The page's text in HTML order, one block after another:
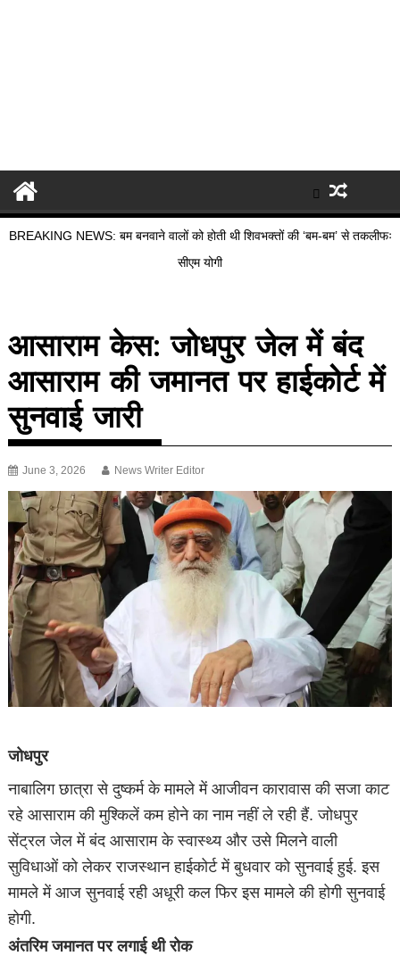
BREAKING NEWS: बम बनवाने वालों को होती थी शिवभक्तों की ‘बम-बम’ से तकलीफः
सीएम योगी
आसाराम केस: जोधपुर जेल में बंद
आसाराम की जमानत पर हाईकोर्ट में
सुनवाई जारी
June 3, 2026 News Writer Editor
जोधपुर
नाबालिग छात्रा से दुष्कर्म के मामले में आजीवन कारावास की सजा काट
रहे आसाराम की मुश्किलें कम होने का नाम नहीं ले रही हैं. जोधपुर
सेंट्रल जेल में बंद आसाराम के स्वास्थ्य और उसे मिलने वाली
सुविधाओं को लेकर राजस्थान हाईकोर्ट में बुधवार को सुनवाई हुई. इस
मामले में आज सुनवाई रही अधूरी कल फिर इस मामले की होगी सुनवाई
होगी.
अंतरिम जमानत पर लगाई थी रोक